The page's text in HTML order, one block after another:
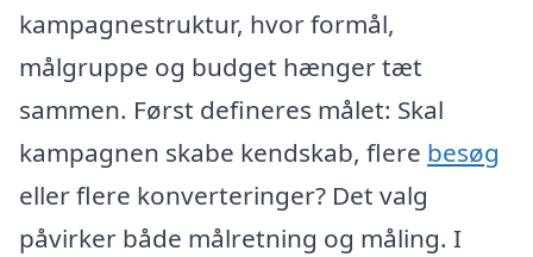
kampagnestruktur, hvor formål,
målgruppe og budget hænger tæt
sammen. Først defineres målet: Skal
kampagnen skabe kendskab, flere besøg
eller flere konverteringer? Det valg
påvirker både målretning og måling. I